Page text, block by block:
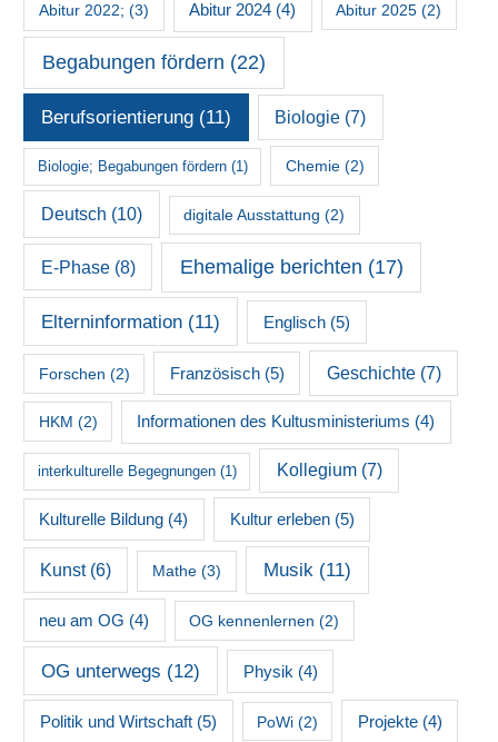
Abitur 2022; (3) Abitur 2024 (4) Abitur 2025 (2)
Begabungen fördern (22)
Berufsorientierung (11) Biologie (7)
Biologie; Begabungen fördern(1) Chemie(2)
Deutsch (10) digitale Ausstattung (2)
E-Phase(8) Ehemalige berichten (17)
Elterninformation (11) Englisch(5)
Forschen (2) Französisch(5) Geschichte(7)
HKM (2) Informationen des Kultusministeriums (4)
interkulturelle Begegnungen(1) Kollegium(7)
Kulturelle Bildung (4) Kultur erleben(5)
Kunst(6) Mathe (3) Musik (11)
neu am OG (4) OG kennenlernen (2)
OG unterwegs (12) Physik (4)
Politik und Wirtschaft(5) PoWi(2) Projekte(4)